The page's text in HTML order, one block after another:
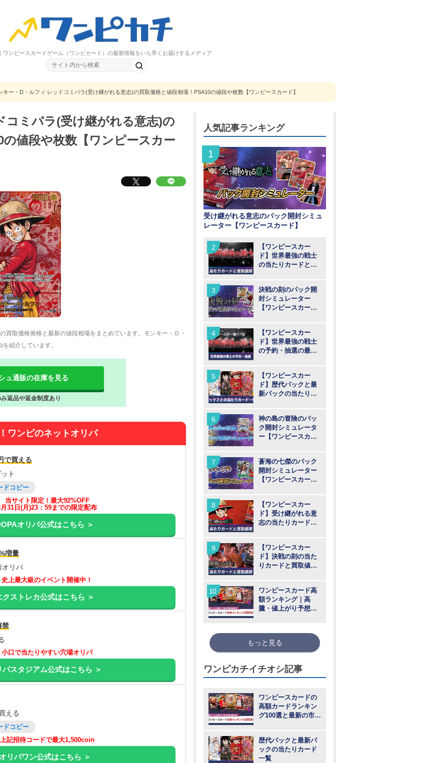
ワンピースカードゲーム（ワンピカード）の最新情報をいち早くお届けするメディア
キー・D・ルフィ レッドコミパラ(受け継がれる意志)の買取価格と値段相場！PSA10の値段や枚数【ワンピースカード】
コミパラ(受け継がれる意志)の
値段や枚数【ワンピースカー
買取価格推移と最新の値段相場をまとめています。モンキー・Ｄ・
紹介しています。
ュ通販の在庫を見る
返品や返金制度あり
ワンピのネットオリパ
で買える
ト
ドコピー
当サイト限定！最大92%OFF
31日(月)23：59までの限定配布
オリパ公式はこちら ＞
増量
オリパ
史上最大級のイベント開催中！
クストレカ公式はこちら ＞
禁
小口で当たりやすい穴場オリパ
パスタジアム公式はこちら ＞
える
ドコピー
上記招待コードで最大1,500coin
リパワン公式はこちら ＞
人気記事ランキング
受け継がれる意志のパック開封シミュ
レーター【ワンピースカード】
【ワンピースカー
ド】世界最強の戦士
の当たりカードと買
決戦の刻のパック開
封シミュレーター
【ワンピースカー
【ワンピースカー
ド】世界最強の戦士
の予約・抽選の最新
【ワンピースカー
ド】歴代パックと最
新パックの当たりカ
神の島の冒険のパッ
ク開封シミュレータ
ー【ワンピースカー
蒼海の七傑のパック
開封シミュレーター
【ワンピースカー
【ワンピースカー
ド】受け継がれる意
志の当たりカードと
【ワンピースカー
ド】決戦の刻の当た
りカードと買取値段
ワンピースカード高
額ランキング｜高
騰・値上がり予想
もっと見る
ワンピカチイチオシ記事
ワンピースカードの
高額カードランキン
グ100選と最新の市場
歴代パックと最新パ
ックの当たりカード
一覧